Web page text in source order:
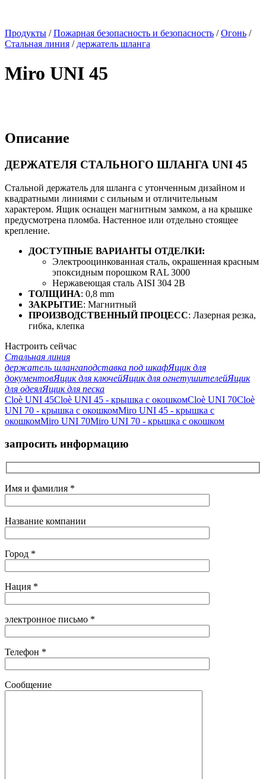
Продукты /Пожарная безопасность и безопасность /Огонь /
Стальная линия / держатель шланга
Miro UNI 45
Описание
ДЕРЖАТЕЛЯ СТАЛЬНОГО ШЛАНГА UNI 45
Стальной держатель для шланга с утонченным дизайном и
квадратными линиями с сильным и отличительным
характером. Ящик оснащен магнитным замком, а на крышке
предусмотрена пломба. Настенное или отдельно стоящее
крепление.
ДОСТУПНЫЕ ВАРИАНТЫ ОТДЕЛКИ:
Электрооцинкованная сталь, окрашенная красным
эпоксидным порошком RAL 3000
Нержавеющая сталь AISI 304 2B
ТОЛЩИНА: 0,8 mm
ЗАКРЫТИЕ: Магнитный
ПРОИЗВОДСТВЕННЫЙ ПРОЦЕСС: Лазерная резка,
гибка, клепка
Настроить сейчас
Стальная линия
держатель шлангаподставка под шкафЯщик для
документовЯщик для ключейЯщик для огнетушителейЯщик
для одеялЯщик для песка
Cloè UNI 45Cloè UNI 45 - крышка с окошкомCloè UNI 70Cloè
UNI 70 - крышка с окошкомMiro UNI 45 - крышка с
окошкомMiro UNI 70Miro UNI 70 - крышка с окошком
запросить информацию
Имя и фамилия *
Название компании
Город *
Нация *
электронное письмо *
Телефон *
Сообщение